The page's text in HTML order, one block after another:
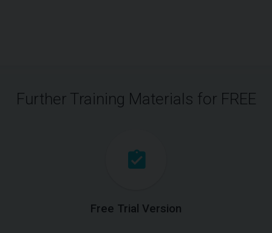
Further Training Materials for FREE
Free Trial Version